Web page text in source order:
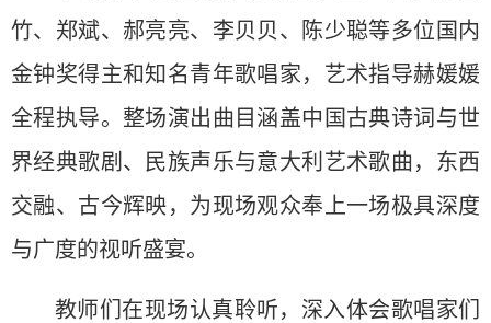
竹、郑斌、郝亮亮、李贝贝、陈少聪等多位国内
金钟奖得主和知名青年歌唱家，艺术指导赫媛媛
全程执导。整场演出曲目涵盖中国古典诗词与世
界经典歌剧、民族声乐与意大利艺术歌曲，东西
交融、古今辉映，为现场观众奉上一场极具深度
与广度的视听盛宴。
教师们在现场认真聆听，深入体会歌唱家们